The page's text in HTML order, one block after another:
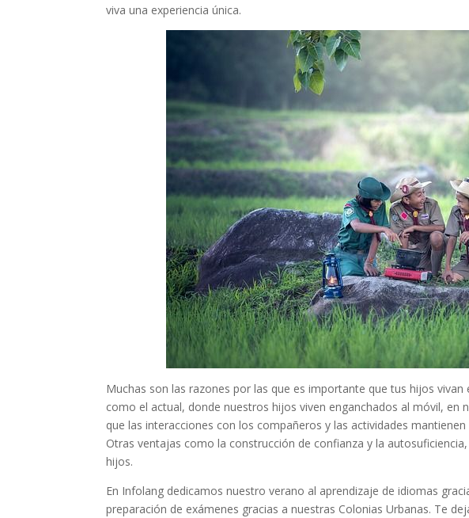
viva una experiencia única.
Muchas son las razones por las que es importante que tus hijos
como el actual, donde nuestros hijos viven enganchados al móvil,
que las interacciones con los compañeros y las actividades
Otras ventajas como la construcción de confianza y la
hijos.
En Infolang dedicamos nuestro verano al aprendizaje de idiomas
preparación de exámenes gracias a nuestras Colonias Urbanas. Te